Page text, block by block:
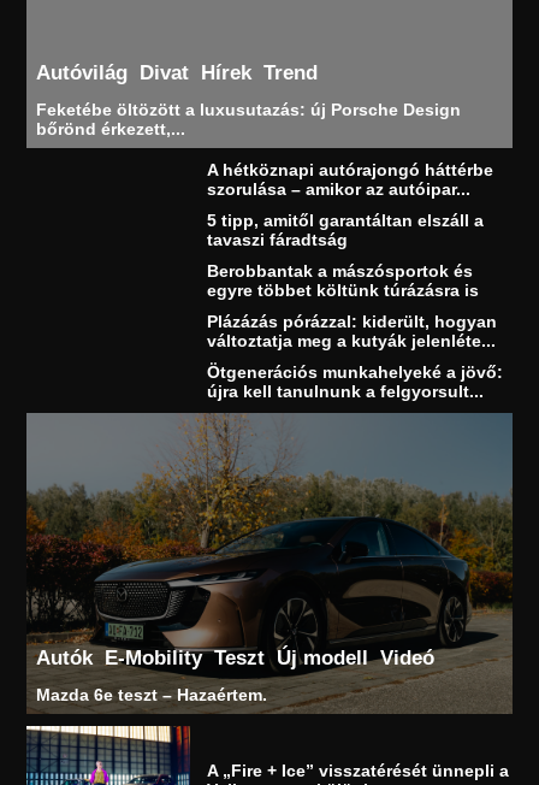
Autóvilág Divat Hírek Trend
Feketébe öltözött a luxusutazás: új Porsche Design
bőrönd érkezett,...
A hétköznapi autórajongó háttérbe
szorulása – amikor az autóipar...
5 tipp, amitől garantáltan elszáll a
tavaszi fáradtság
Berobbantak a mászósportok és
egyre többet költünk túrázásra is
Plázázás pórázzal: kiderült, hogyan
változtatja meg a kutyák jelenléte...
Ötgenerációs munkahelyeké a jövő:
újra kell tanulnunk a felgyorsult...
Autók E-Mobility Teszt Új modell Videó
Mazda 6e teszt – Hazaértem.
A „Fire + Ice” visszatérését ünnepli a